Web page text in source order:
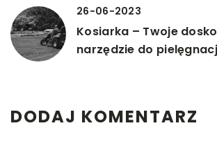
26-06-2023
Kosiarka – Twoje
narzędzie do
DODAJ KOMENTARZ